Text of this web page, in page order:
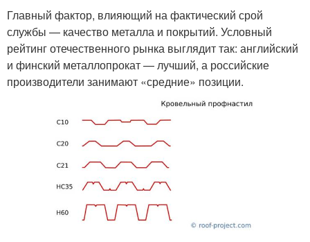
Главный фактор, влияющий на фактический срой
службы — качество металла и покрытий. Условный
рейтинг отечественного рынка выглядит так: английский
и финский металлопрокат — лучший, а российские
производители занимают «средние» позиции.